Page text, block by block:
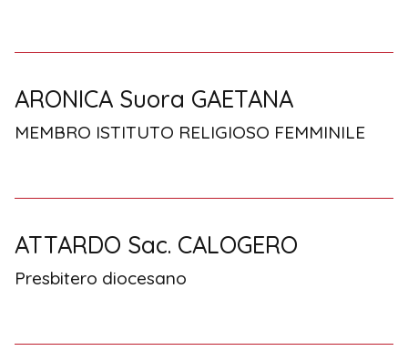
ARONICA Suora GAETANA
MEMBRO ISTITUTO RELIGIOSO FEMMINILE
ATTARDO Sac. CALOGERO
Presbitero diocesano